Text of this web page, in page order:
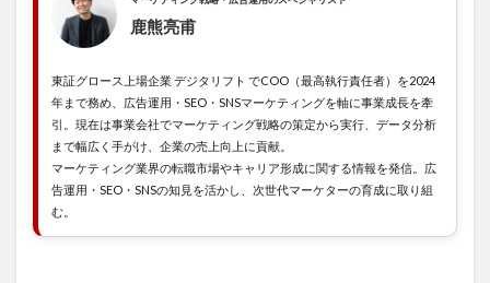
2.2
実績
賞歴
で特
徴を
チェ
ック
2.3
比較
鹿熊亮甫
東証グロース上場企業 デジタリフト でCOO（最高執行責任者）を2024
年まで務め、広告運用・SEO・SNSマーケティングを軸に事業成長を牽
引。現在は事業会社でマーケティング戦略の策定から実行、データ分析
まで幅広く手がけ、企業の売上向上に貢献。
マーケティング業界の転職市場やキャリア形成に関する情報を発信。広
告運用・SEO・SNSの知見を活かし、次世代マーケターの育成に取り組
む。